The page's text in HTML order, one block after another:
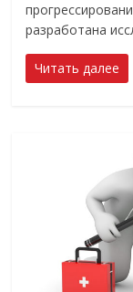
разработана
Читать далее